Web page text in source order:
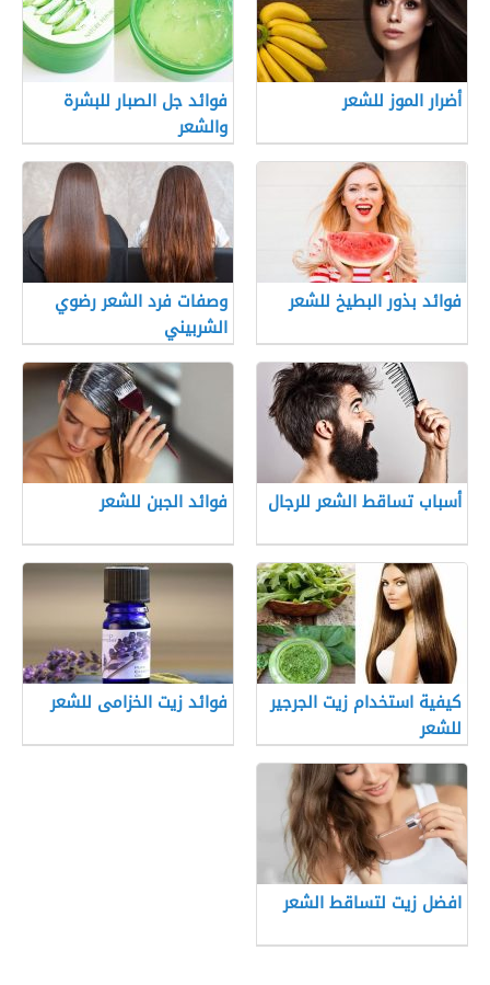
أضرار الموز للشعر
فوائد جل الصبار للبشرة
والشعر
فوائد بذور البطيخ للشعر
وصفات فرد الشعر رضوي
الشربيني
أسباب تساقط الشعر للرجال فوائد الجبن للشعر
كيفية استخدام زيت الجرجير
للشعر
فوائد زيت الخزامى للشعر
افضل زيت لتساقط الشعر